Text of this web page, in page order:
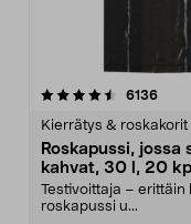
6136
Kierrätys & roskakorit
Roskapussi,
kahvat, 30 l, 20 kpl
Testivoittaja – erittäin
roskapussi u...
3.5 viidestä